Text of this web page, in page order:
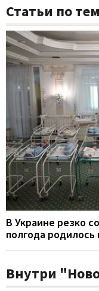
Статьи по
В Украине резко
полгода родилось
Внутри